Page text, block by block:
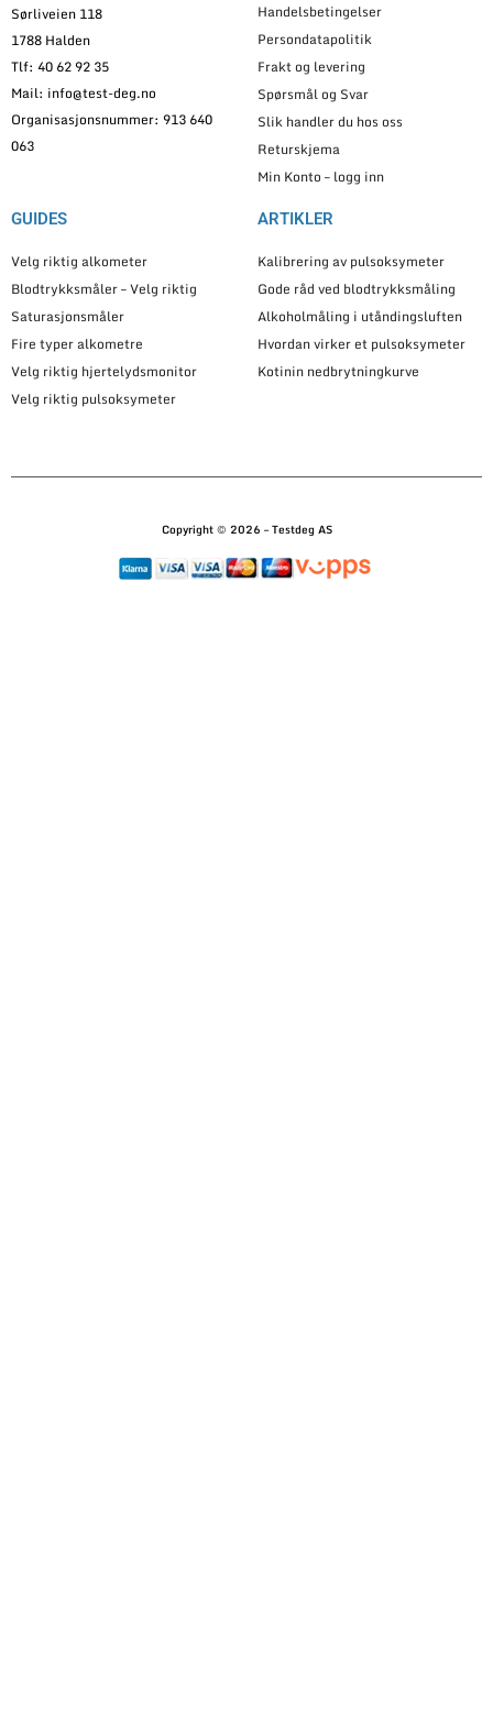
Sørliveien 118
1788 Halden
Tlf: 40 62 92 35
Mail: info@test-deg.no
Organisasjonsnummer: 913 640
063
Handelsbetingelser
Persondatapolitik
Frakt og levering
Spørsmål og Svar
Slik handler du hos oss
Returskjema
Min Konto – logg inn
GUIDES
Velg riktig alkometer
Blodtrykksmåler – Velg riktig
Saturasjonsmåler
Fire typer alkometre
Velg riktig hjertelydsmonitor
Velg riktig pulsoksymeter
ARTIKLER
Kalibrering av pulsoksymeter
Gode råd ved blodtrykksmåling
Alkoholmåling i utåndingsluften
Hvordan virker et pulsoksymeter
Kotinin nedbrytningkurve
Copyright © 2026 – Testdeg AS